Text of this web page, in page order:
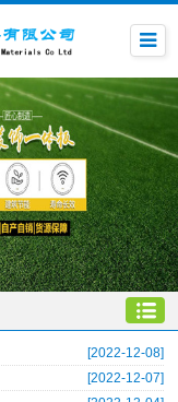
[2022-12-08]
[2022-12-07]